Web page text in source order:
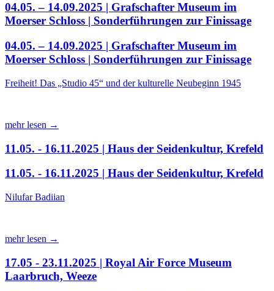
04.05. – 14.09.2025 | Grafschafter Museum im
Moerser Schloss | Sonderführungen zur Finissage
04.05. – 14.09.2025 | Grafschafter Museum im
Moerser Schloss | Sonderführungen zur Finissage
Freiheit! Das „Studio 45“ und der kulturelle Neubeginn 1945
mehr lesen →
11.05. - 16.11.2025 | Haus der Seidenkultur, Krefeld
11.05. - 16.11.2025 | Haus der Seidenkultur, Krefeld
Nilufar Badiian
mehr lesen →
17.05 - 23.11.2025 | Royal Air Force Museum
Laarbruch, Weeze